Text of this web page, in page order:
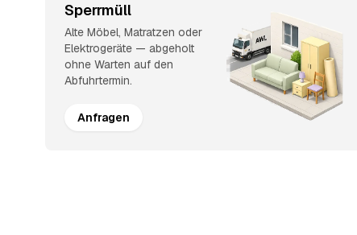
Sperrmüll
Alte Möbel, Matratzen oder
Elektrogeräte — abgeholt
ohne Warten auf den
Abfuhrtermin.
Anfragen